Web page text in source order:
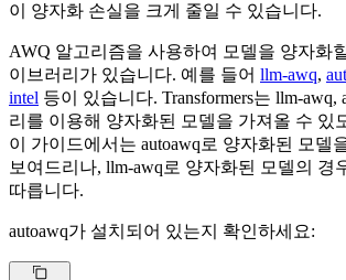
이 양자화 손실을 크게 줄일 수 있습니다.
AWQ 알고리즘을 사용하여 모델을 양자화
이브러리가 있습니다. 예를 들어 llm-awq,
intel 등이 있습니다. Transformers는 llm-awq,
리를 이용해 양자화된 모델을 가져올 수 있
이 가이드에서는 autoawq로 양자화된 모델
보여드리나, llm-awq로 양자화된 모델의 경
따릅니다.
autoawq가 설치되어 있는지 확인하세요: